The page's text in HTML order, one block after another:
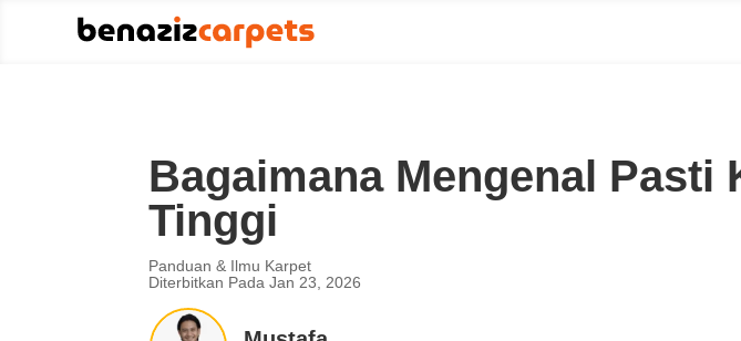
Bagaimana Mengenal
Tinggi
Panduan & Ilmu Karpet
Diterbitkan Pada Jan 23, 2026